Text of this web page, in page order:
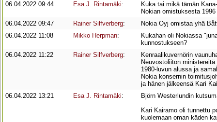
06.04.2022 09:44
Esa J. Rintamäki:
Kuka tai mikä tämän
Nokian omistuksesta
06.04.2022 09:47
Rainer Silfverberg:
Nokia Oyj omistaa yhä
06.04.2022 11:08
Mikko Herpman:
Kukahan oli Nokiassa
kunnostukseen?
06.04.2022 11:22
Rainer Silfverberg:
Kenraalikuvernörin
Neuvostoliiton
1980-luvun alussa ja
Nokia konsernin
ja hänen jälkeensä Kari
06.04.2022 13:21
Esa J. Rintamäki:
Björn Westerlundin
Kari Kairamo oli tunnettu
kuolemaan oman käden